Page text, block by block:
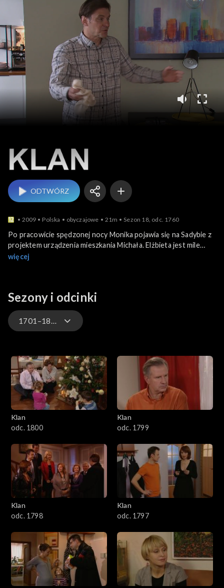
Klan
ODTWÓRZ
2009 Polska obyczajowe 21m Sezon 18, odc. 1760
Po pracowicie spędzonej nocy Monika pojawia się na Sadybie z
projektem urządzenia mieszkania Michała. Elżbieta jest mile
zaskoczona, obawia się, że Michał nie doceni tych starań.
nieruchomościami. Ponagla Darka, żeby załatwiał kredyt jak
najszybciej.
więcej
Sezony i odcinki
1701–1800
4601–4700
4501–4600
4401–4500
4301–4400
4201–4300
4101–4200
3901–4000
3801–3900
Klan
odc. 1800
Klan
odc. 1799
Klan
odc. 1798
Klan
odc. 1797